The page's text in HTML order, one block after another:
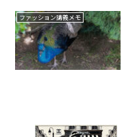
ファッション講義メモ